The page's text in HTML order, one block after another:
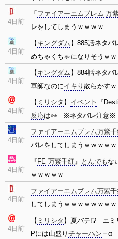
4日前
「 ファイアーエムブレム 万
レをしてしまうｗｗｗｗ
4日前
【 キングダム 】885話ネタバ
めちゃくちゃになりそうｗｗ
4日前
【 キングダム 】884話ネタバ
軍師なのにイキり 散らかすｗ
4日前
【 ミリシタ 】 イベント 『
反応は👀 ※ネタバレ注意※
4日前
ファイアーエムブレム万紫千
バレをしてしまうｗｗｗｗ
4日前
『 FE 万紫千紅』 とんでもな
ｗｗｗｗｗ
4日前
ファイアーエムブレム万紫千
してしまうｗｗｗｗｗｗｗｗ
4日前
【 ミリシタ 】夏バテ!? エミ
Pには山盛り チャーハン ＋